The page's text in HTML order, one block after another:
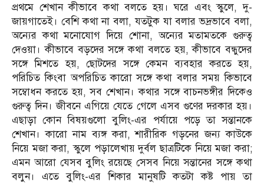
প্রথমে শেখান কীভাবে কথা বলতে হয়। ঘরে এবং স্কুলে, দু-
জায়গাতেই। বেশি কথা না বলা, যতটুক যা বলার ভদ্রভাবে বলা,
অন্যের কথা মনোযোগ দিয়ে শোনা, অন্যের মতামতকে গুরুত্ব
দেওয়া। কীভাবে বড়দের সঙ্গে কথা বলতে হয়, কীভাবে বন্ধুদের
সঙ্গে মিশতে হয়, ছোটদের সঙ্গে কেমন ব্যবহার করতে হয়,
পরিচিত কিংবা অপরিচিত কারো সঙ্গে কথা বলার সময় কিভাবে
সম্বোধন করতে হয়, সব শেখান। কথার সঙ্গে বাচনভঙ্গীর দিকেও
গুরুত্ব দিন। জীবনে এগিয়ে যেতে গেলে এসব গুণের দরকার হয়।
এছাড়া কোন বিষয়গুলো বুলিং-এর পর্যায়ে পড়ে তা সন্তানকে
শেখান। কারো নাম ব্যঙ্গ করা, শারীরিক গড়নের জন্য কাউকে
নিয়ে মজা করা, স্কুলে পড়ালেখায় দুর্বল ছাত্রটিকে নিয়ে মজা করা;
এমন আরো যেসব বুলিং রয়েছে সেসব নিয়ে সন্তানের সঙ্গে কথা
বলুন। এতে বুলিং-এর শিকার মানুষটি কতটা কষ্ট পায় তা